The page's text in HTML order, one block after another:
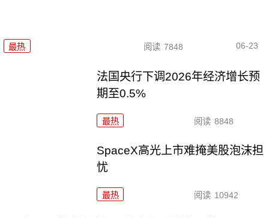
最热 阅读 7848 06-23
法国央行下调2026年经济增长预
期至0.5%
最热 阅读 8848
SpaceX高光上市难掩美股泡沫担
忧
最热 阅读 10942